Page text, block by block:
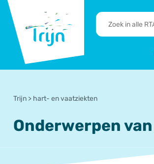
Trijn
RTA's
en
Trijn > hart- en vaatziekten
Onderwerpen